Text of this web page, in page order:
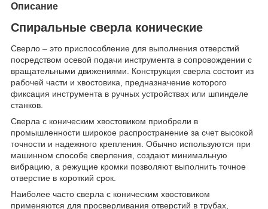
Описание
Спиральные сверла конические
Сверло – это приспособление для выполнения отверстий
посредством осевой подачи инструмента в сопровождении с
вращательными движениями. Конструкция сверла состоит из
рабочей части и хвостовика, предназначение которого
фиксация инструмента в ручных устройствах или шпинделе
станков.
Сверла с коническим хвостовиком приобрели в
промышленности широкое распространение за счет высокой
точности и надежного крепления. Обычно используются при
машинном способе сверления, создают минимальную
вибрацию, а режущие кромки позволяют выполнить точное
отверстие в короткий срок.
Наиболее часто сверла с коническим хвостовиком
применяются для просверливания отверстий в трубах,